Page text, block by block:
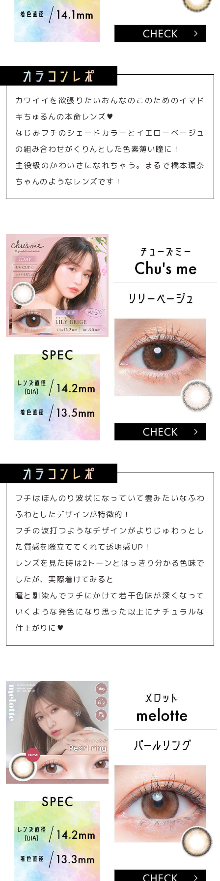
カワイイを欲張りたいおんなのこのためのイマド
キちゅるんの本命レンズ♥
なじみフチのシェードカラーとイエローベージュ
の組み合わせがくりんとした色素薄い瞳に！
主役級のかわいさになれちゃう。まるで橋本環奈
ちゃんのようなレンズです！
フチはほんのり波状になっていて雲みたいなふわ
ふわとしたデザインが特徴的！
フチの波打つようなデザインがよりじゅわっとし
た質感を際立ててくれて透明感UP！
レンズを見た時は2トーンとはっきり分かる色味で
したが、実際着けてみると
瞳と馴染んでフチにかけて若干色味が深くなって
いくような発色になり思った以上にナチュラルな
仕上がりに♥